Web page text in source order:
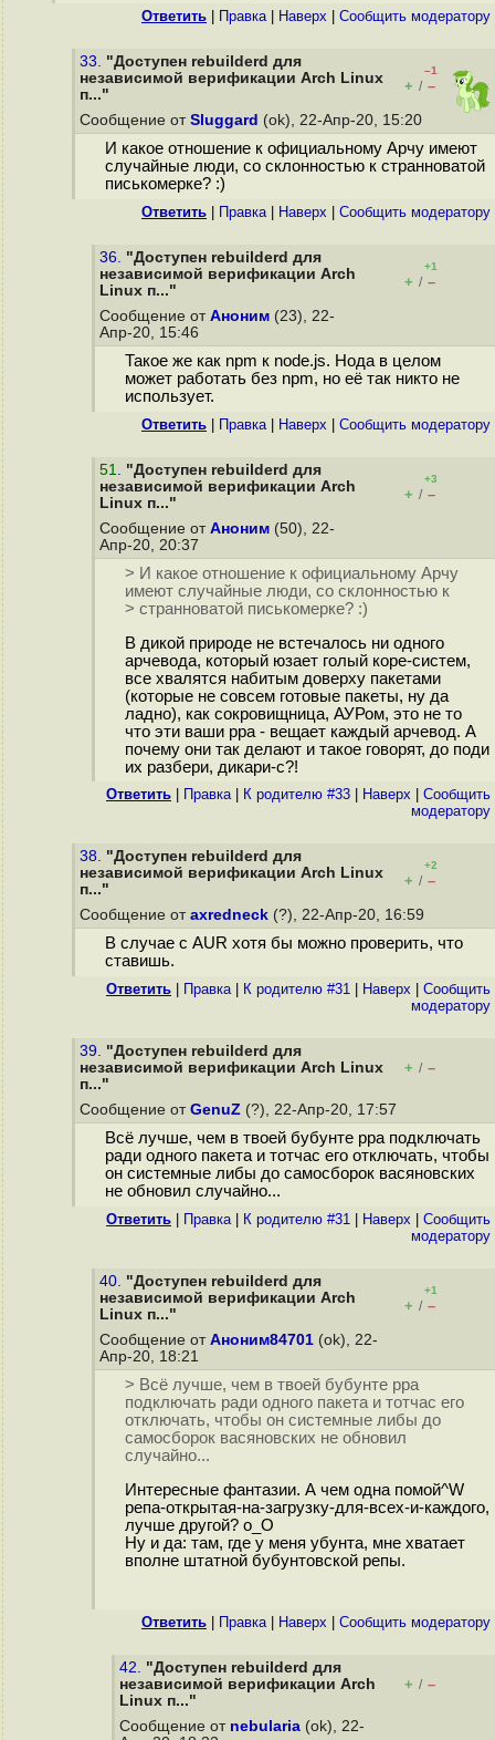
Ответить Правка| Наверх Cообщить модератору
33. "Доступен rebuilderd для
независимой верификации Arch Linux
п..."
–1
+ / –
Сообщение от Sluggard (ok), 22-Апр-20, 15:20
И какое отношение к официальному Арчу имеют
случайные люди, со склонностью к странноватой
писькомерке? :)
Ответить Правка| Наверх Cообщить модератору
36. "Доступен rebuilderd для
независимой верификации Arch
Linux п..."
+1
+ / –
Сообщение от Аноним (23), 22-
Апр-20, 15:46
Такое же как npm к node.js. Нода в целом
может работать без npm, но её так никто не
использует.
Ответить Правка| Наверх Cообщить модератору
51. "Доступен rebuilderd для
независимой верификации Arch
Linux п..."
+3
+ / –
Сообщение от Аноним (50), 22-
Апр-20, 20:37
> И какое отношение к официальному Арчу
имеют случайные люди, со склонностью к
> странноватой писькомерке? :)
В дикой природе не встечалось ни одного
арчевода, который юзает голый коре-систем,
все хвалятся набитым доверху пакетами
(которые не совсем готовые пакеты, ну да
ладно), как сокровищница, АУРом, это не то
что эти ваши ppa - вещает каждый арчевод. А
почему они так делают и такое говорят, до поди
их разбери, дикари-с?!
Ответить Правка| К родителю #33 Наверх
Cообщить
модератору
38. "Доступен rebuilderd для
независимой верификации Arch Linux
п..."
+2
+ / –
Сообщение от axredneck (?), 22-Апр-20, 16:59
В случае с AUR хотя бы можно проверить, что
ставишь.
Ответить Правка| К родителю #31 Наверх
Cообщить
модератору
39. "Доступен rebuilderd для
независимой верификации Arch Linux
п..."
+ / –
Сообщение от GenuZ (?), 22-Апр-20, 17:57
Всё лучше, чем в твоей бубунте ppa подключать
ради одного пакета и тотчас его отключать, чтобы
он системные либы до самосборок васяновских
не обновил случайно...
Ответить Правка| К родителю #31 Наверх
Cообщить
модератору
40. "Доступен rebuilderd для
независимой верификации Arch
Linux п..."
+1
+ / –
Сообщение от Аноним84701 (ok), 22-
Апр-20, 18:21
> Всё лучше, чем в твоей бубунте ppa
подключать ради одного пакета и тотчас его
отключать, чтобы он системные либы до
самосборок васяновских не обновил
случайно...
Интересные фантазии. А чем одна помой^W
репа-открытая-на-загрузку-для-всех-и-каждого,
лучше другой? o_O
Ну и да: там, где у меня убунта, мне хватает
вполне штатной бубунтовской репы.
Ответить Правка| Наверх Cообщить модератору
42. "Доступен rebuilderd для
независимой верификации Arch
Linux п..."
+ / –
Сообщение от nebularia (ok), 22-